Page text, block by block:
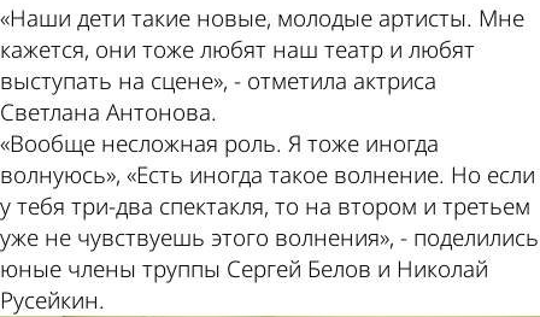
«Наши дети такие новые, молодые артисты. Мне
кажется, они тоже любят наш театр и любят
выступать на сцене», - отметила актриса
Светлана Антонова.
«Вообще несложная роль. Я тоже иногда
волнуюсь», «Есть иногда такое волнение. Но если
у тебя три-два спектакля, то на втором и третьем
уже не чувствуешь этого волнения», - поделились
юные члены труппы Сергей Белов и Николай
Русейкин.